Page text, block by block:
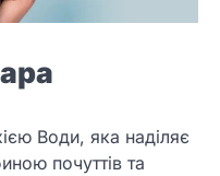
Води, яка наділяє
почуттів та